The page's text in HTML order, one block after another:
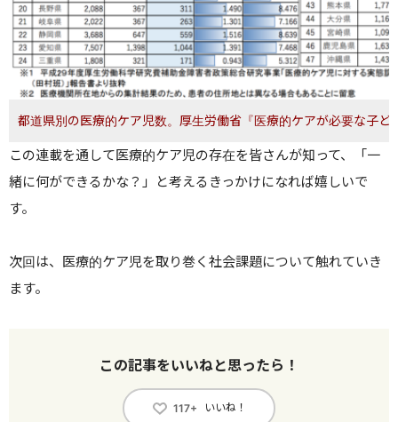
都道県別の医療的ケア児数。厚生労働省『医療的ケアが必要な子ど
この連載を通して医療的ケア児の存在を皆さんが知って、「一
緒に何ができるかな？」と考えるきっかけになれば嬉しいで
す。
次回は、医療的ケア児を取り巻く社会課題について触れていき
ます。
この記事をいいねと思ったら！
117+ いいね！